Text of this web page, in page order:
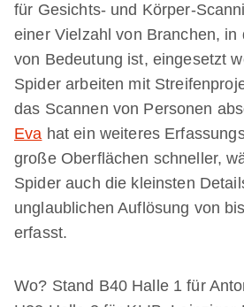
für Gesichts- und Körper-
einer Vielzahl von Branchen, in
von Bedeutung ist, eingesetzt
Spider arbeiten mit
das Scannen von Personen
Eva hat ein weiteres
große Oberflächen schneller,
Spider auch die kleinsten
unglaublichen Auflösung von
erfasst.
Wo? Stand B40 Halle 1 für